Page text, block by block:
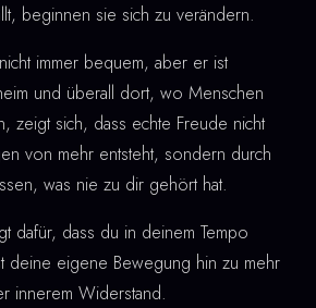
beginnen sie sich zu verändern.
immer bequem, aber er ist
und überall dort, wo Menschen
zeigt sich, dass echte Freude nicht
von mehr entsteht, sondern durch
was nie zu dir gehört hat.
dafür, dass du in deinem Tempo
deine eigene Bewegung hin zu mehr
innerem Widerstand.